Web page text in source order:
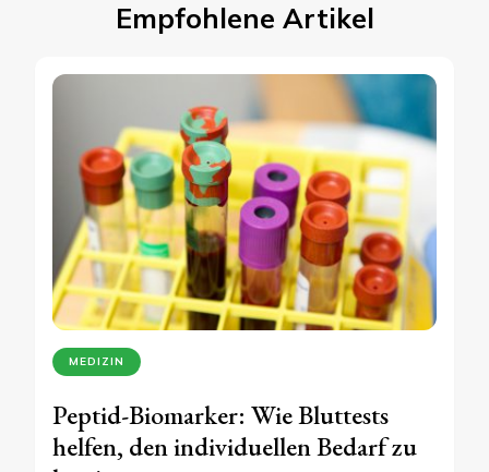
Empfohlene Artikel
MEDIZIN
Peptid-Biomarker: Wie Bluttests
helfen, den individuellen Bedarf zu